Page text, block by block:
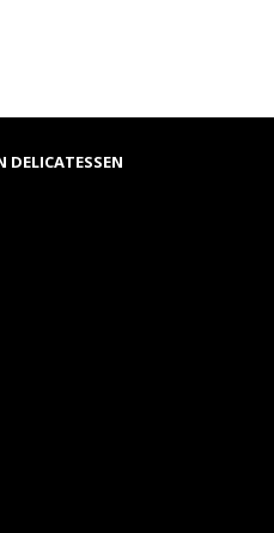
DELICATESSEN